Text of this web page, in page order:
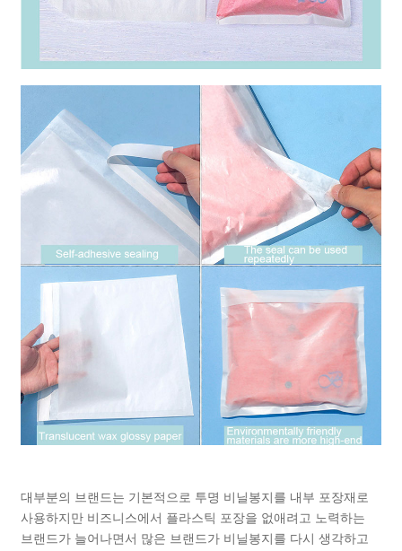
대부분의 브랜드는 기본적으로 투명 비닐봉지를 내부 포장재로
사용하지만 비즈니스에서 플라스틱 포장을 없애려고 노력하는
브랜드가 늘어나면서 많은 브랜드가 비닐봉지를 다시 생각하고